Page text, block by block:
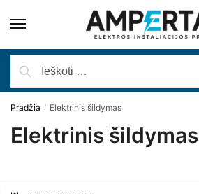
Pradžia / Elektrinis šildymas
Elektrinis šildymas